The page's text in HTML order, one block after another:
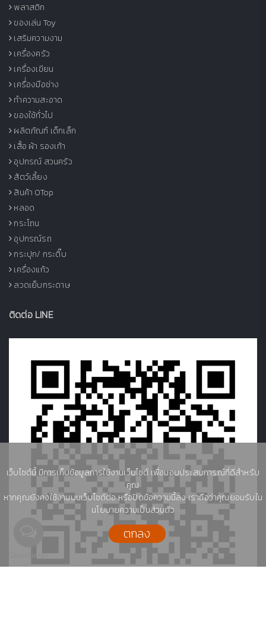
พลาสติก
ของเล่น Toy
เสริมความงาม
เครื่องครัว
เครื่องเขียน
เครื่่องมือช่าง
ทำความสะอาด
ของใช้ทั่วไป
ผลิตภัณฑ์ เด็กเล็ก
เสื้อ ผ้า รองเท้า
อุปกรณ์ สวนครัว
สัตว์เลี้ยง
สินค้า OTop
หลอด
กระโถน
อุปกรณ์รถ
กระปุก/ กระติ๊บ
เครื่องแก้ว
ลวดเย็บกระดาษ
ติดต่อ LINE
เว็บไซต์นี้ มีการเก็บข้อมูลการใช้งานเว็บไซต์ เพื่อมอบประสบการณ์ที่ดีสำหรับ
คุณ
หากคุณยังคงใช้งานบนเว็บไซต์ต่อ หรือปิดข้อความนี้ลง เราถือว่าคุณยอมรับใน
นโยบายความเป็นส่วนตัว
ตกลง